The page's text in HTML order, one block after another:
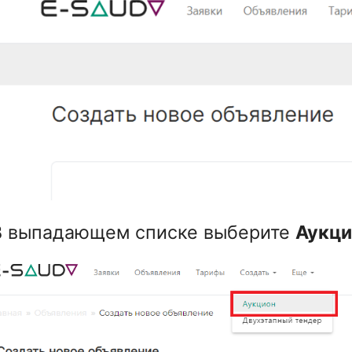
выпадающем списке выберите